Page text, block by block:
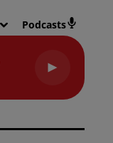
Podcasts